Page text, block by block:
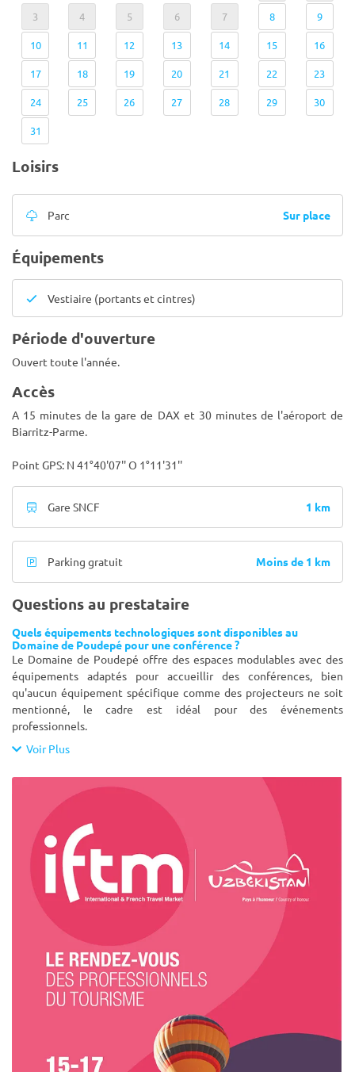
3 4 5 6 7 8 9
10 11 12 13 14 15 16
17 18 19 20 21 22 23
24 25 26 27 28 29 30
31
Loisirs
Parc Sur place
Équipements
Vestiaire (portants et cintres)
Période d'ouverture
Ouvert toute l'année.
Accès
A 15 minutes de la gare de DAX et 30 minutes de l'aéroport de
Biarritz-Parme.
Point GPS: N 41°40'07'' O 1°11'31''
Gare SNCF 1 km
Parking gratuit Moins de 1 km
Questions au prestataire
Quels équipements technologiques sont disponibles au
Domaine de Poudepé pour une conférence ?
Le Domaine de Poudepé offre des espaces modulables avec des
équipements adaptés pour accueillir des conférences, bien
qu'aucun équipement spécifique comme des projecteurs ne soit
mentionné, le cadre est idéal pour des événements
professionnels.
Voir Plus